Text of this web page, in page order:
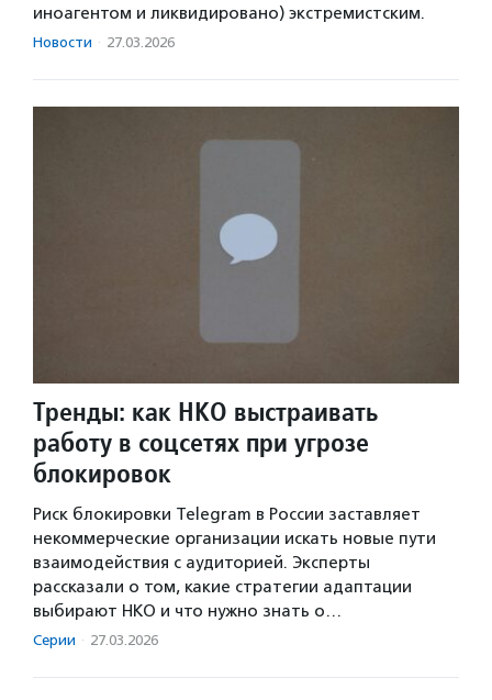
иноагентом и ликвидировано) экстремистским.
Новости · 27.03.2026
Тренды: как НКО выстраивать
работу в соцсетях при угрозе
блокировок
Риск блокировки Telegram в России заставляет
некоммерческие организации искать новые пути
взаимодействия с аудиторией. Эксперты
рассказали о том, какие стратегии адаптации
выбирают НКО и что нужно знать о…
Серии · 27.03.2026